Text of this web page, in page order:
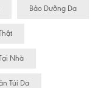
Bảo Dưỡng Da
Nhà
Túi Da